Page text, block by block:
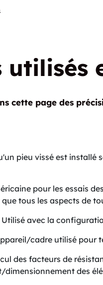
cette page des
pieu vissé est installé
pour les essais
tous les aspects de
Utilisé avec la
cadre utilisé pour
des facteurs de
des